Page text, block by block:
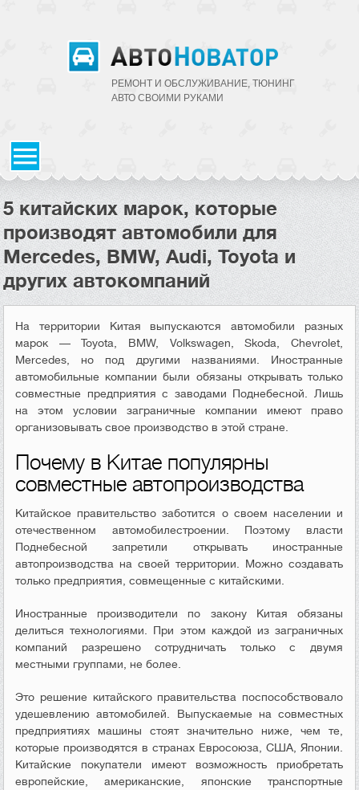
РЕМОНТ И ОБСЛУЖИВАНИЕ, ТЮНИНГ
АВТО CВОИМИ РУКАМИ
5 китайских марок, которые
производят автомобили для
Mercedes, BMW, Audi, Toyota и
других автокомпаний
На территории Китая выпускаются автомобили разных
марок — Toyota, BMW, Volkswagen, Skoda, Chevrolet,
Mercedes, но под другими названиями. Иностранные
автомобильные компании были обязаны открывать только
совместные предприятия с заводами Поднебесной. Лишь
на этом условии заграничные компании имеют право
организовывать свое производство в этой стране.
Почему в Китае популярны
совместные автопроизводства
Китайское правительство заботится о своем населении и
отечественном автомобилестроении. Поэтому власти
Поднебесной запретили открывать иностранные
автопроизводства на своей территории. Можно создавать
только предприятия, совмещенные с китайскими.
Иностранные производители по закону Китая обязаны
делиться технологиями. При этом каждой из заграничных
компаний разрешено сотрудничать только с двумя
местными группами, не более.
Это решение китайского правительства поспособствовало
удешевлению автомобилей. Выпускаемые на совместных
предприятиях машины стоят значительно ниже, чем те,
которые производятся в странах Евросоюза, США, Японии.
Китайские покупатели имеют возможность приобретать
европейские, американские, японские транспортные